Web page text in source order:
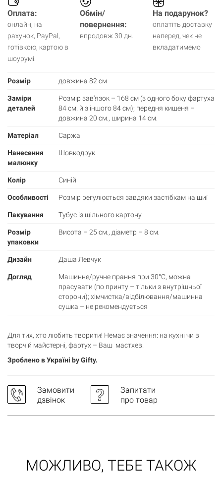
Оплата:
онлайн, на
рахунок, PayPal,
готівкою, картою в
шоурумі.
Обмін/
повернення:
впродовж 30 дн.
На подарунок?
оплатіть доставку
наперед, чек не
вкладатимемо
Розмір довжина 82 см
Заміри
деталей
Розмір зав'язок – 168 см (з одного боку фартуха
84 см. й з іншого 84 см); передня кишеня –
довжина 20 см., ширина 14 см.
Матеріал Саржа
Нанесення
малюнку
Шовкодрук
Колір Синій
Особливості Розмір регулюється завдяки застібкам на шиї
Пакування Тубус із щільного картону
Розмір
упаковки
Висота – 25 см., діаметр – 8 см.
Дизайн Даша Левчук
Догляд
Машинне/ручне прання при 30°С, можна
прасувати (по принту – тільки з внутрішньої
сторони); хімчистка/відбілювання/машинна
сушка – не рекомендується
Для тих, хто любить творити! Немає значення: на кухні чи в
творчій майстерні, фартух – Ваш мастхев.
Зроблено в Україні by Gifty.
Замовити
дзвінок
Запитати
про товар
МОЖЛИВО, ТЕБЕ ТАКОЖ
Кошик порожній